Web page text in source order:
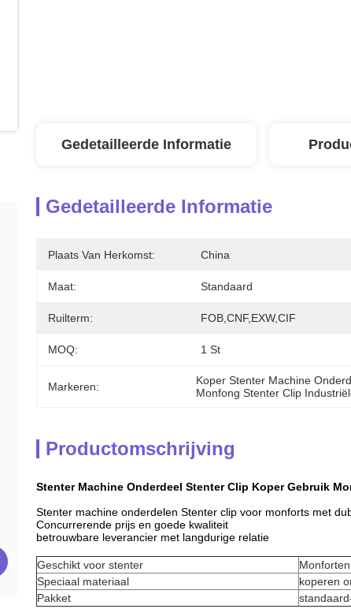
Gedetailleerde Informatie
Gedetailleerde Informatie
Plaats Van Herkomst: China
Maat: Standaard
Ruilterm: FOB,CNF,EXW,CIF
MOQ: 1 St
Markeren: Koper Stenter Machine
Monfong Stenter Clip
Productomschrijving
Stenter Machine Onderdeel Stenter Clip Koper Gebruik
Stenter machine onderdelen Stenter clip voor monforts met
Concurrerende prijs en goede kwaliteit
betrouwbare leverancier met langdurige relatie
Geschikt voor stenter
Monforten
Speciaal materiaal
koperen
Pakket